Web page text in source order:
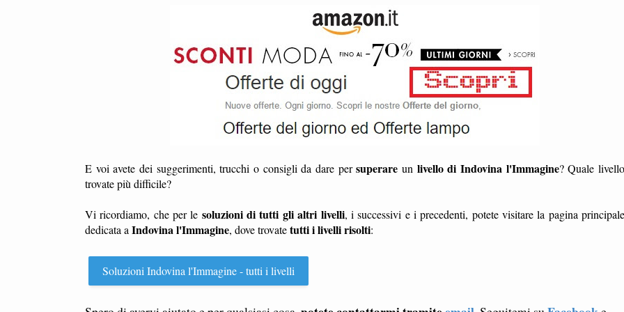
E voi avete dei suggerimenti, trucchi o consigli da dare persuperare un livello di Indovina l'Immagine? Quale
trovate più difficile?
Vi ricordiamo, che per le soluzioni di tutti gli altri livelli, i successivi e i precedenti, potete visitare la pagina principale
dedicata a Indovina l'Immagine, dove trovatetutti i livelli risolti:
Soluzioni Indovina l'Immagine - tutti i livelli